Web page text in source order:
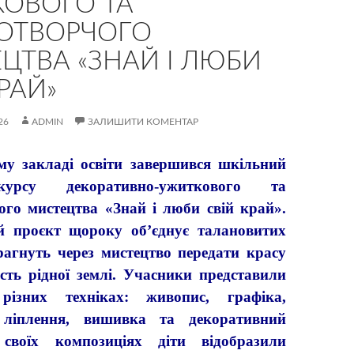
«ЗНАЙ І ЛЮБИ
ADMIN ЗАЛИШИТИ КОМЕНТАР
освіти завершився шкільний
декоративно-ужиткового та
мистецтва «Знай і люби свій край».
проєкт щороку об’єднує талановитих
через мистецтво передати красу
рідної землі. Учасники представили
техніках: живопис, графіка,
вишивка та декоративний
композиціях діти відобразили